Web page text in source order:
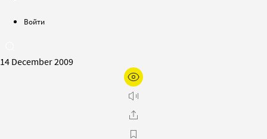
Войти
14 December 2009